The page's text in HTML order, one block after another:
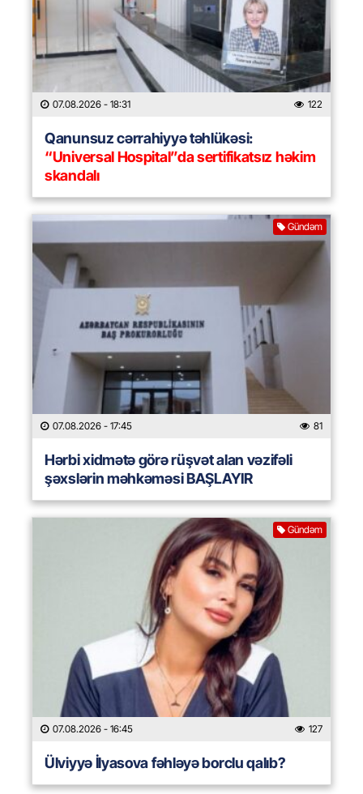
07.08.2026 - 18:31 122
Qanunsuz cərrahiyyə təhlükəsi:
“Universal Hospital”da sertifikatsız həkim
skandalı
Gündəm
07.08.2026 - 17:45 81
Hərbi xidmətə görə rüşvət alan vəzifəli
şəxslərin məhkəməsi BAŞLAYIR
Gündəm
07.08.2026 - 16:45 127
Ülviyyə İlyasova fəhləyə borclu qalıb?